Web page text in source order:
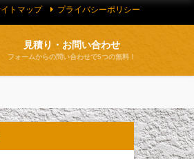
トマップ プライバシーポリシー
見積り・お問い合わせ
フォームからの問い合わせで5つの無料！
お